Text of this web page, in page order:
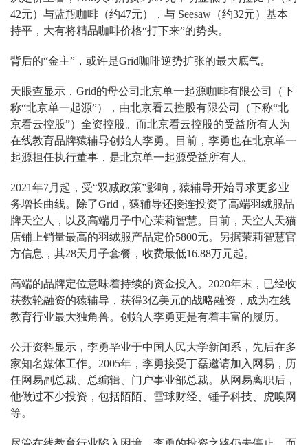
42元）与蓝瓶咖啡（约47元），与 Seesaw（约32元）基本
持平，大有将精品咖啡价格“打下来”的势头。
背后的“金主”，或许是Grid咖啡逆势扩张的最大底气。
天眼查显示，Grid的母公司北京单一起源咖啡有限公司（下
称“北京单一起源”），由北京看云控股有限公司（下称“北
京看云控股”）全资控股。而北京看云控股的受益所有人为
在线教育品牌猿辅导创始人李勇。目前，李勇也在北京单一
起源担任执行董事，是北京单一起源受益所有人。
2021年7月起，受“双减政策”影响，猿辅导开始寻求更多业
务增长曲线。除了Grid，猿辅导还接连投资了高端羽绒服品
牌天空人，以及高端月子中心茉莉智慧。目前，天空人天猫
店铺上销量最高的羽绒服产品定价5800元。另据茉莉智慧官
方信息，其28天月子套餐，收费最低16.88万元起。
高端的品牌定位意味着持续的资金投入。2020年末，已经收
获数轮融资的猿辅导，获得3亿美元的战略融资，成为在线
教育行业最大独角兽。创始人李勇更是有着丰富的履历。
公开资料显示，李勇毕业于中国人民大学新闻系，先后在多
家知名媒体工作。2005年，李勇接受丁磊邀请加入网易，历
任网易副总裁、总编辑、门户事业部总裁。从网易离职后，
他做过不少投资，包括陌陌、雪球财经、锤子科技、虎嗅网
等。